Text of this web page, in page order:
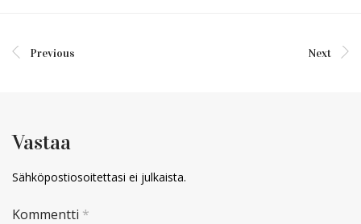
Previous Next
Vastaa
Sähköpostiosoitettasi ei julkaista.
Kommentti *